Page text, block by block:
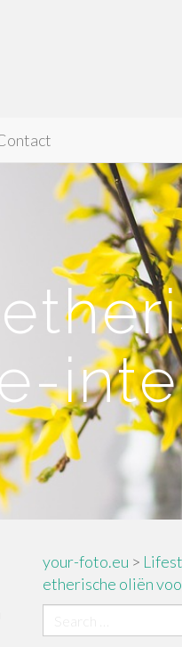
your-foto.eu >
etherische oliën
for: